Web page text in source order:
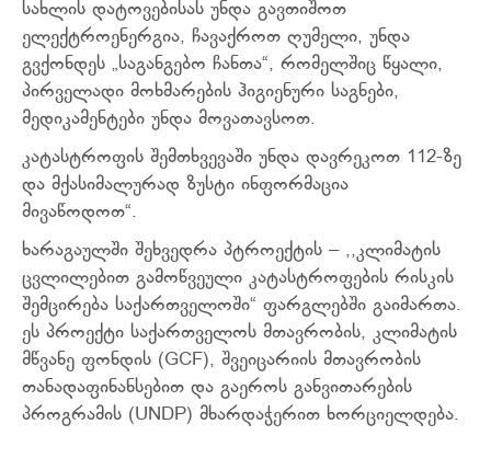
სახლის დატოვებისას უნდა გავთიშოთ
ელექტროენერგია, ჩავაქროთ ღუმელი, უნდა
გვქონდეს „საგანგებო ჩანთა“, რომელშიც წყალი,
პირველადი მოხმარების ჰიგიენური საგნები,
მედიკამენტები უნდა მოვათავსოთ.
კატასტროფის შემთხვევაში უნდა დავრეკოთ 112-ზე
და მქასიმალურად ზუსტი ინფორმაცია
მივაწოდოთ“.
ხარაგაულში შეხვედრა პტროექტის – ,,კლიმატის
ცვლილებით გამოწვეული კატასტროფების რისკის
შემცირება საქართველოში“ ფარგლებში გაიმართა.
ეს პროექტი საქართველოს მთავრობის, კლიმატის
მწვანე ფონდის (GCF), შვეიცარიის მთავრობის
თანადაფინანსებით და გაეროს განვითარების
პროგრამის (UNDP) მხარდაჭერით ხორციელდება.